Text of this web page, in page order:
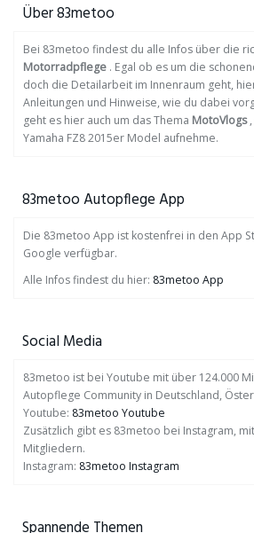
Über 83metoo
Bei 83metoo findest du alle Infos über die
Motorradpflege . Egal ob es um die
doch die Detailarbeit im Innenraum geht,
Anleitungen und Hinweise, wie du dabei
geht es hier auch um das Thema MotoVlogs,
Yamaha FZ8 2015er Model aufnehme.
83metoo Autopflege App
Die 83metoo App ist kostenfrei in den App
Google verfügbar.
Alle Infos findest du hier: 83metoo App
Social Media
83metoo ist bei Youtube mit über 124.000
Autopflege Community in Deutschland,
Youtube: 83metoo Youtube
Zusätzlich gibt es 83metoo bei Instagram,
Mitgliedern.
Instagram: 83metoo Instagram
Spannende Themen